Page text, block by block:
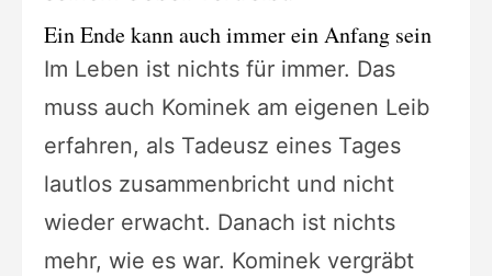
Ein Ende kann auch immer ein Anfang sein
Im Leben ist nichts für immer. Das
muss auch Kominek am eigenen Leib
erfahren, als Tadeusz eines Tages
lautlos zusammenbricht und nicht
wieder erwacht. Danach ist nichts
mehr, wie es war. Kominek vergräbt